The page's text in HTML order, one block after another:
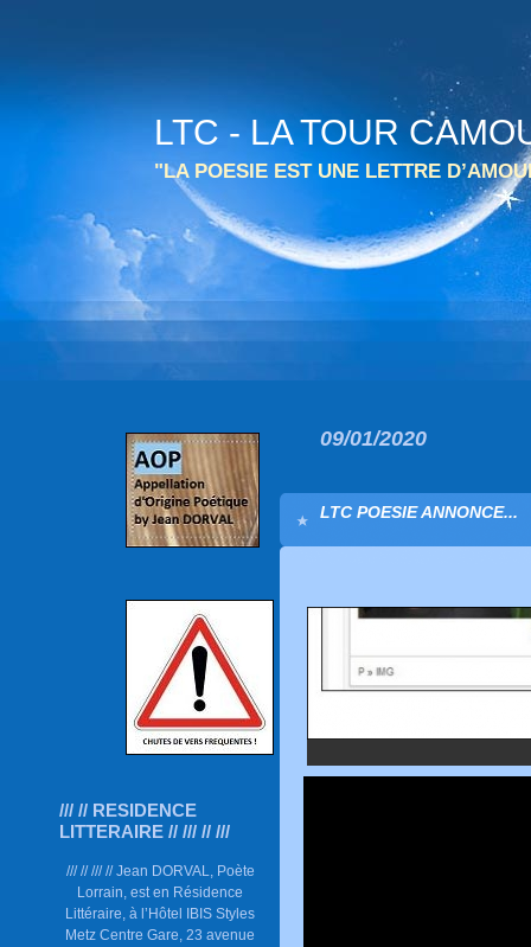
LTC - LA TOUR
"LA POESIE EST UNE LETTRE
/// // RESIDENCE
LITTERAIRE // /// // ///
/// // /// // Jean DORVAL, Poète
Lorrain, est en Résidence
Littéraire, à l’Hôtel IBIS Styles
Metz Centre Gare, 23 avenue
09/01/2020
LTC POESIE ANNONCE...